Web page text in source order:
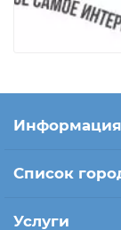
Информация
Список
Услуги